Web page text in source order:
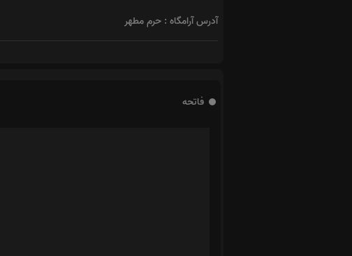
آدرس آرامگاه : حرم مطهر
فاتحه